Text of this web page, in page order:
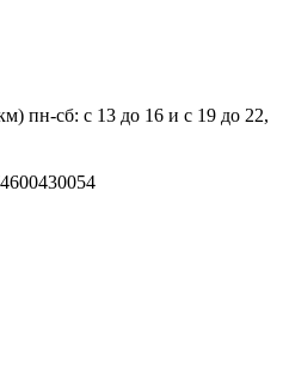
пн-сб: с 13 до 16 и с 19 до 22,